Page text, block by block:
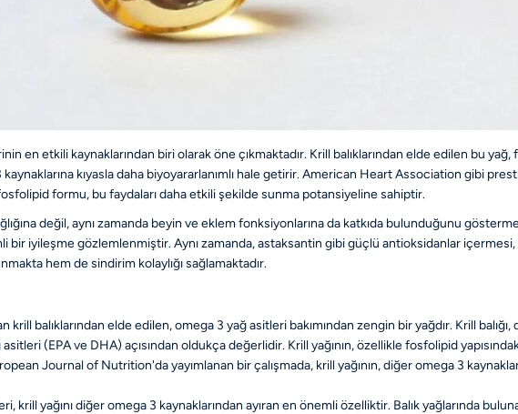
en etkili kaynaklarından biri olarak öne çıkmaktadır. Krill balıklarından elde edilen bu
kaynaklarına kıyasla daha biyoyararlanımlı hale getirir. American Heart Association gibi
formu, bu faydaları daha etkili şekilde sunma potansiyeline sahiptir.
değil, aynı zamanda beyin ve eklem fonksiyonlarına da katkıda bulunduğunu
bir iyileşme gözlemlenmiştir. Aynı zamanda, astaksantin gibi güçlü antioksidanlar
hem de sindirim kolaylığı sağlamaktadır.
krill balıklarından elde edilen, omega 3 yağ asitleri bakımından zengin bir yağdır. Krill
(EPA ve DHA) açısından oldukça değerlidir. Krill yağının, özellikle fosfolipid
Journal of Nutrition'da yayımlanan bir çalışmada, krill yağının, diğer omega 3
krill yağını diğer omega 3 kaynaklarından ayıran en önemli özelliktir. Balık yağlarında